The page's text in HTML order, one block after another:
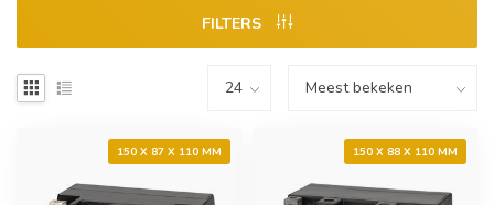
FILTERS
150 X 87 X 110 MM 150 X 88 X 110 MM